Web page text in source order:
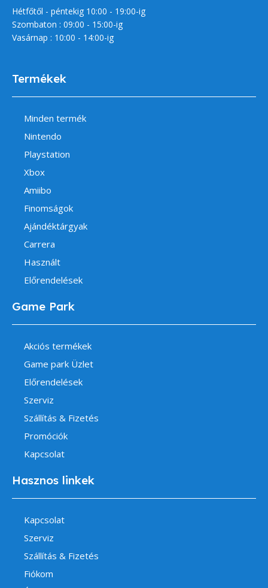
Hétfőtől - péntekig 10:00 - 19:00-ig
Szombaton : 09:00 - 15:00-ig
Vasárnap : 10:00 - 14:00-ig
Termékek
Minden termék
Nintendo
Playstation
Xbox
Amiibo
Finomságok
Ajándéktárgyak
Carrera
Használt
Előrendelések
Game Park
Akciós termékek
Game park Üzlet
Előrendelések
Szerviz
Szállítás & Fizetés
Promóciók
Kapcsolat
Hasznos linkek
Kapcsolat
Szerviz
Szállítás & Fizetés
Fiókom